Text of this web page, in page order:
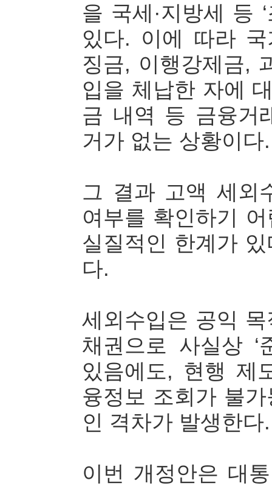
을 국세·지방세 등
있다. 이에 따라
징금, 이행강제금,
입을 체납한 자에
금 내역 등 금융거
거가 없는 상황이다.
그 결과 고액 세외
여부를 확인하기
실질적인 한계가
다.
세외수입은 공익
채권으로 사실상 ‘
있음에도, 현행 제
융정보 조회가 불
인 격차가 발생한다.
이번 개정안은 대